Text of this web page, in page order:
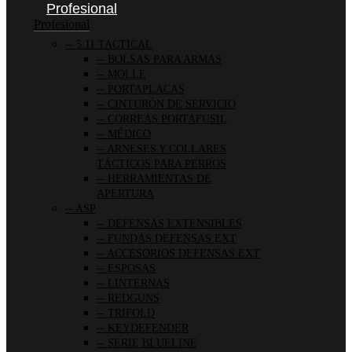
Profesional
Profesional
5.11 TACTICAL
BOLSAS PARA ARMAS
MOLLE
PORTAPLACAS
CINTURÓN DE SERVICIO
CORREAS PORTAFUSIL
MÉDICO
ARNESES Y COLLARES
TÁCTICOS PARA PERROS
HERRAMIENTAS DE
APERTURA
ASP
DEFENSAS EXTENSIBLES
FUNDAS DEFENSAS EXT
ACCESORIOS DEFENSAS EXT
ESPOSAS
LINTERNAS
REDGUNS
TRIFOLD
KEYDEFENDER
SERIE BLUELINE